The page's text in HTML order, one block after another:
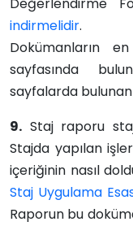
indirmelidir.
Dokümanların
sayfasında
sayfalarda bulunan
9. Staj raporu
Stajda yapılan
içeriğinin nasıl
Staj Uygulama
Raporun bu